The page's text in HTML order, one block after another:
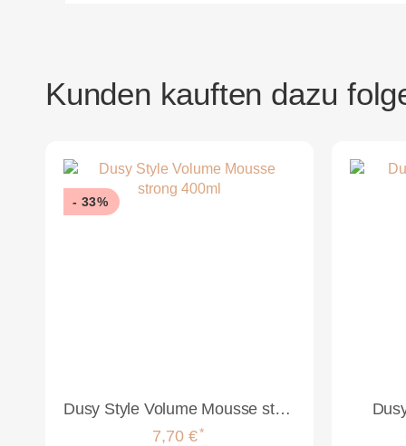
Kunden kauften dazu
- 33%
Dusy Style Volume Mousse strong 400ml
7,70 €*